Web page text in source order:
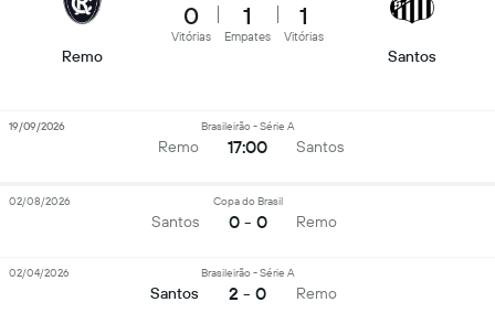
Remo
0
Vitórias
1
Empates
1
Vitórias
Santos
Remo
Brasileirão - Série A
17:00 Santos
19/09/2026
Santos
Copa do Brasil
0 - 0 Remo
02/08/2026
Santos
Brasileirão - Série A
2 - 0 Remo
02/04/2026